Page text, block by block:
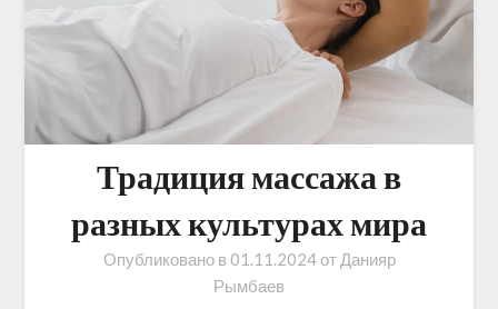
Традиция массажа в
разных культурах мира
Опубликовано в 01.11.2024от Данияр
Рымбаев